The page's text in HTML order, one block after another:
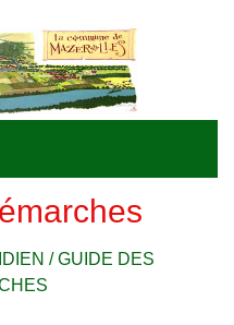
/GUIDE DES